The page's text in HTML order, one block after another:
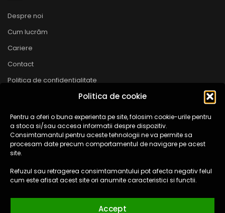
Politica de cookie
Pentru a oferi o buna experienta pe site, folosim cookie-urile pentru
a stoca si/sau accesa informatii despre dispozitiv.
Consimtamantul pentru aceste tehnologii ne va permite sa
procesam date precum comportamentul de navigare pe acest
site.
Refuzul sau retragerea consimtamantului pot afecta negativ felul
cum este afisat acest site ori anumite caracteristici si functii.
Accept
Despre noi
Cum lucrăm
Cariere
Contact
Politica de confidențialitate
Mapet Group SRL
CUI: RO10399392 | J08 /338 /1998
Cum ne găsești?
E-mail:
contact@parcurideaventura.ro